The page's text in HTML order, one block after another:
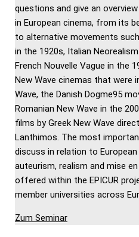
questions and give an
in European cinema, from its
to alternative movements
in the 1920s, Italian
French Nouvelle Vague in the
New Wave cinemas that were
Wave, the Danish Dogme95
Romanian New Wave in the
films by Greek New Wave
Lanthimos. The most
discuss in relation to
auteurism, realism and mise
offered within the EPICUR
member universities across
Zum Seminar